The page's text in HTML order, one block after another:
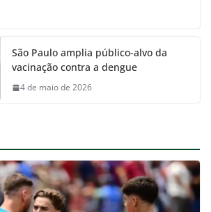
São Paulo amplia público-alvo da
vacinação contra a dengue
4 de maio de 2026